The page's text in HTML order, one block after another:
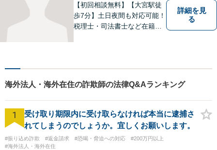
【初回相談無料】【大宮駅徒
歩7分】土日夜間も対応可能！
税理士・司法書士など在籍で
す。まずはご相談をお聞かせ
ください。
詳細を見
る
海外法人・海外在住の詐欺師の法律Q&Aランキング
1
受け取り期限内に受け取らなければ本当に逮捕さ
れてしまうのでしょうか。宜しくお願いします。
#振り込め詐欺 #返金請求 #恐喝・脅迫への対応
#200万円以上
#海外法人・海外在住